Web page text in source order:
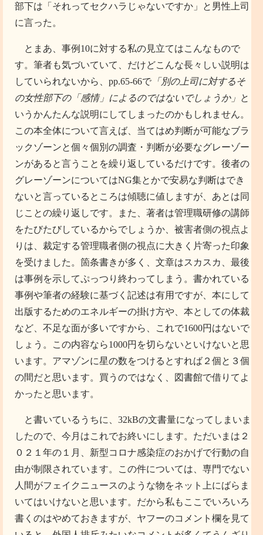
部下は「それってセクハラじゃないですか」と男性上司
に言った。
とまあ、事例10に対する私の見立てはこんなもので
す。筆者も気づいていて、だけどこんな長々しい説明は
していられないから、pp.65-66で 「別の上司に対するそ
の女性部下の「感情」によるのではないでしょうか」 と
いうかんたんな説明にしてしまったのかもしれません。
この本全体について言えば、当てはめ判断が可能なブラ
ックゾーンと個々個別の調査・判断が必要なグレーゾー
ンがあると言うことを繰り返しているだけです。後者の
グレーゾーンについてはNG集とかで安易な判断はでき
ないと言っているところは傾聴に値しますが、あとは同
じことの繰り返しです。また、著者は管理職研修の講師
をたびたびしているからでしょうか、被害者側の視点よ
りは、裁定する管理職者側の視点に大きく片寄った印象
を受けました。箇条書きが多く、文章はスカスカ、最後
は事例を示してぷっつり終わってしまう。書かれている
事例や筆者の経験に基づく記述は有用ですが、本にして
出版するためのエネルギーの掛け方や、本としての体裁
など、不足な面が多いですから、これで1600円はないで
しょう。この内容なら1000円を切らないといけないと思
います。アマゾンに星の数をつけるとすれば２個と３個
の間だと思います。買うのではなく、図書館で借りてよ
かったと思います。
と書いているうちに、32kBの文書量になってしまいま
したので、今月はこれでお終いにします。ただいまは２
０２１年の１月、新型コロナ感染症のおかげで行動の自
由が制限されています。この件については、専門でない
人間がフェイクニュースのような物をネット上にばらま
いてはいけないと思います。だから私もここでいろいろ
書くのはやめておきますが、ヤフーのコメント欄を見て